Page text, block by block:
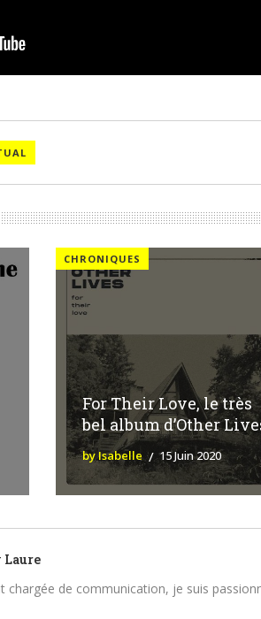
CHRONIQUES
For Their Love, le très
bel album d’Other
by Isabelle 15 Juin 2020
Laure
chargée de communication, je suis